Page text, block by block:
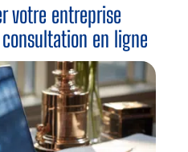
votre entreprise
en ligne